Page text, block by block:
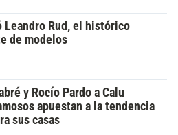
Leandro Rud, el histórico
de modelos
y Rocío Pardo a Calu
apuestan a la tendencia
sus casas